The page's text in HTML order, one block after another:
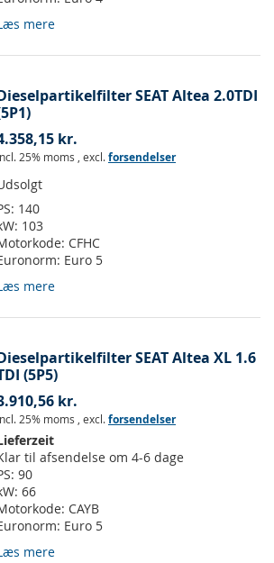
mere
SEAT Altea 2.0TDI
kr.
25% moms , excl.forsendelser
140
103
CFHC
Euro 5
mere
SEAT Altea XL 1.6
(5P5)
kr.
25% moms , excl.forsendelser
til afsendelse om 4-6 dage
90
66
CAYB
Euro 5
mere